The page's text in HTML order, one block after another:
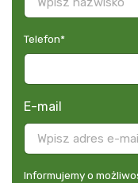
Telefon*
E-mail
Informujemy
Informujemy o